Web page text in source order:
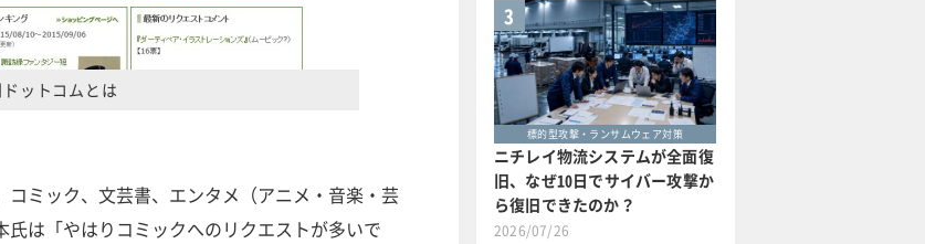
ットコムとは
ミック、文芸書、エンタメ（アニメ・音楽・芸
は「やはりコミックへのリクエストが多いで
3
標的型攻撃・ランサムウェア対策
ニチレイ物流システムが全面復
旧、なぜ10日でサイバー攻撃か
ら復旧できたのか？
2026/07/26